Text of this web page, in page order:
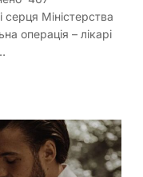
серця Міністерства
операція – лікарі